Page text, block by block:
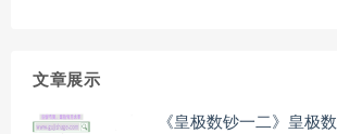
文章展示
《皇极数钞一二》皇极数